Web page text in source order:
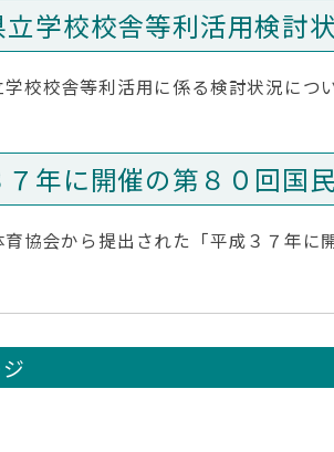
学校校舎等利活用検討
校校舎等利活用に係る検討状況につ
７年に開催の第８０回国
育協会から提出された「平成３７年に